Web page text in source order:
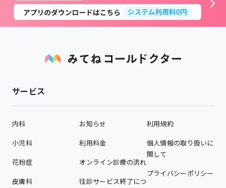
サービス
内科
小児科
花粉症
皮膚科
お知らせ
利用料金
オンライン診療の流れ
往診サービス終了につ
利用規約
個人情報の取り扱いに
関して
プライバシーポリシー